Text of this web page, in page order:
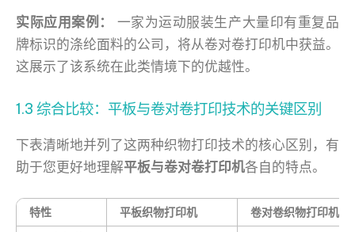
实际应用案例：
一家为运动服装生产大量印有重复品
牌标识的涤纶面料的公司，将从卷对卷打印机中获益。
这展示了该系统在此类情境下的优越性。
1.3 综合比较：平板与卷对卷打印技术的关键区别
下表清晰地并列了这两种织物打印技术的核心区别，有
助于您更好地理解平板与卷对卷打印机各自的特点。
特性 平板织物打印机
卷对卷织物打印机